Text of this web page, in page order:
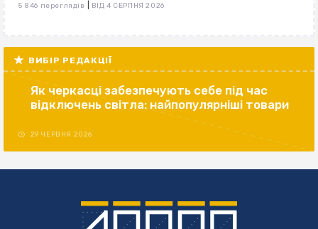
5 846 переглядів ВІД 4 СЕРПНЯ 2026
ВИБІР РЕДАКЦІЇ
Як черкасці забезпечують себе під час
відключень світла: найпопулярніші товари
29 ЧЕРВНЯ 2026